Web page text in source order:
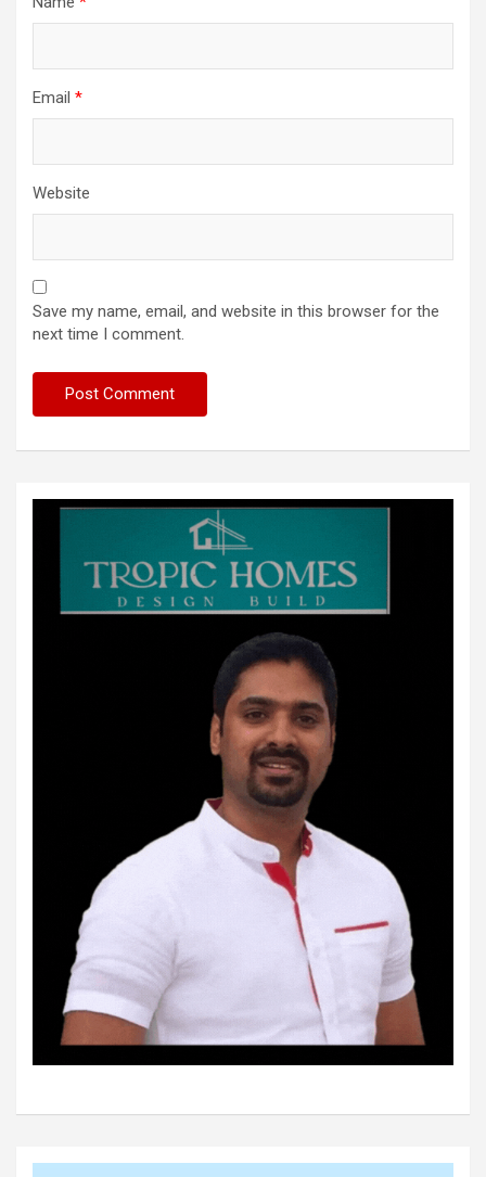
Email *
Website
Save my name, email, and website in this browser for the
next time I comment.